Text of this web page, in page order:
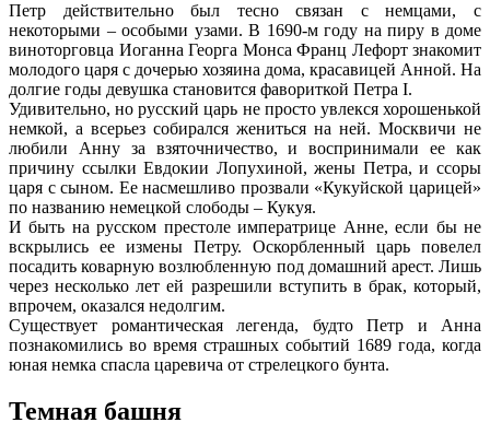
Петр действительно был тесно связан с немцами, с
некоторыми – особыми узами. В 1690-м году на пиру в доме
виноторговца Иоганна Георга Монса Франц Лефорт знакомит
молодого царя с дочерью хозяина дома, красавицей Анной. На
долгие годы девушка становится фавориткой Петра I.
Удивительно, но русский царь не просто увлекся хорошенькой
немкой, а всерьез собирался жениться на ней. Москвичи не
любили Анну за взяточничество, и воспринимали ее как
причину ссылки Евдокии Лопухиной, жены Петра, и ссоры
царя с сыном. Ее насмешливо прозвали «Кукуйской царицей»
по названию немецкой слободы – Кукуя.
И быть на русском престоле императрице Анне, если бы не
вскрылись ее измены Петру. Оскорбленный царь повелел
посадить коварную возлюбленную под домашний арест. Лишь
через несколько лет ей разрешили вступить в брак, который,
впрочем, оказался недолгим.
Существует романтическая легенда, будто Петр и Анна
познакомились во время страшных событий 1689 года, когда
юная немка спасла царевича от стрелецкого бунта.
Темная башня